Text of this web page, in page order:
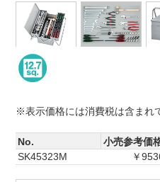
※表示価格には消費税は含まれ
No. 小売参考価
SK45323M
￥